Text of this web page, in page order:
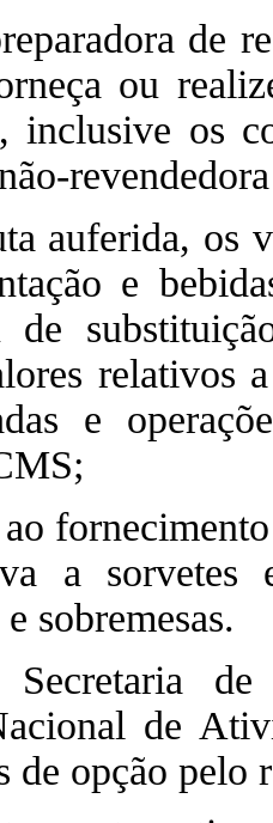
de
ou
inclusive os
auferida, os
e
de
relativos
e
a sorvetes
sobremesas.
de
de
de opção pelo